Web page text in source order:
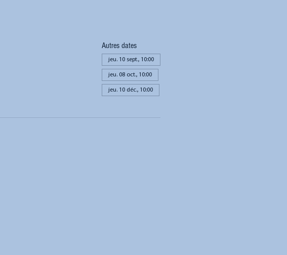
Autres dates
jeu. 10 sept., 10:00
jeu. 08 oct., 10:00
jeu. 10 déc., 10:00